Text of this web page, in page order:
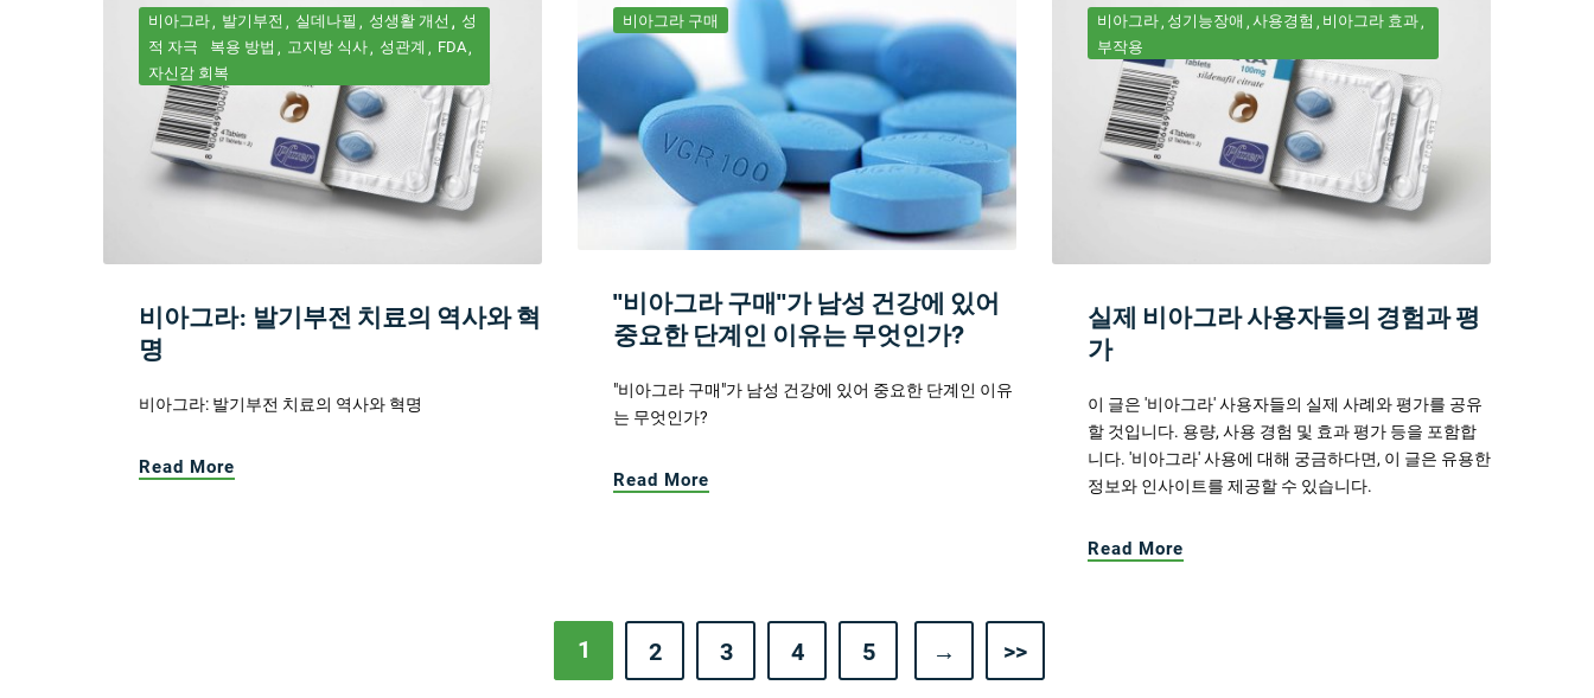
비아그라 발기부전 실데나필 성생활 개선
성
적 자극
복용 방법 고지방 식사 성관계
FDA
자신감 회복
비아그라: 발기부전 치료의 역사와 혁
명
비아그라: 발기부전 치료의 역사와 혁명
Read More
비아그라 구매
"비아그라 구매"가 남성 건강에 있어
중요한 단계인 이유는 무엇인가?
"비아그라 구매"가 남성 건강에 있어 중요한 단계인 이유
는 무엇인가?
Read More
비아그라 성기능장애 사용경험
비아그라 효과
부작용
실제 비아그라 사용자들의 경험과 평
가
이 글은 '비아그라' 사용자들의 실제 사례와 평가를 공유
할 것입니다. 용량, 사용 경험 및 효과 평가 등을 포함합
니다. '비아그라' 사용에 대해 궁금하다면, 이 글은 유용한
정보와 인사이트를 제공할 수 있습니다.
Read More
1 2 3 4 5 → >>